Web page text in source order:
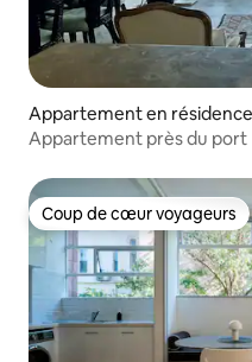
Appartement en résidence
Appartement près du port
Coup de cœur voyageurs
Coup de cœur voyageurs